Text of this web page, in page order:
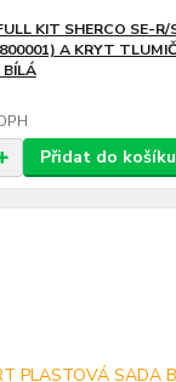
KIT SHERCO SE-
A KRYT
Přidat do košíku